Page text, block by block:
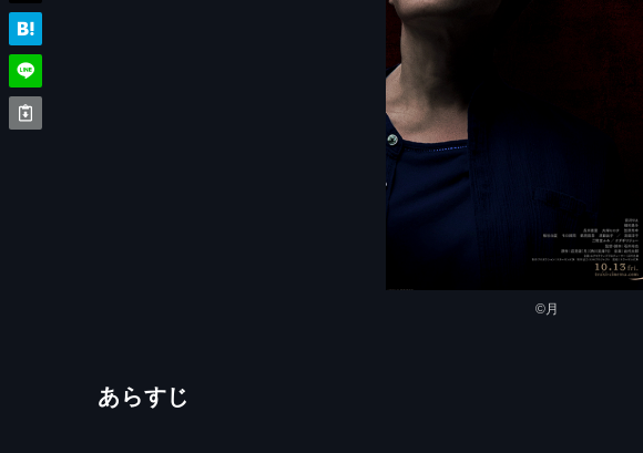
©︎月
あらすじ